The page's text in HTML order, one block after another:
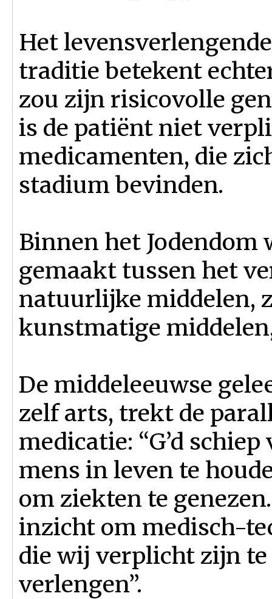
Het
traditie betekent
zou zijn risicovolle
is de patiënt niet
medicamenten, die
stadium bevinden.
Binnen het Jodendom
gemaakt tussen het
natuurlijke middelen,
kunstmatige
De middeleeuwse
zelf arts, trekt de
medicatie: “G’d
mens in leven te
om ziekten te
inzicht om medisch-
die wij verplicht zijn
verlengen”.